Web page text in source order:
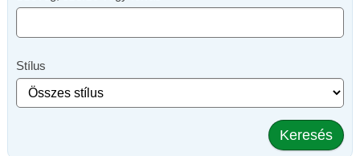
Stílus
Keresés